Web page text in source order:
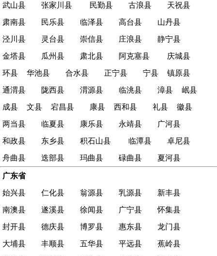
武山县 张家川县 民勤县 古浪县 天祝县
肃南县 民乐县 临泽县 高台县 山丹县
泾川县 灵台县 崇信县 庄浪县 静宁县
金塔县 瓜州县 肃北县 阿克塞县 庆城县
环县 华池县 合水县 正宁县 宁县 镇原县
通渭县 陇西县 渭源县 临洮县 漳县 岷县
成县 文县 宕昌县 康县 西和县 礼县 徽县
两当县 临夏县 康乐县 永靖县 广河县
和政县 东乡县 积石山县 临潭县 卓尼县
舟曲县 迭部县 玛曲县 碌曲县 夏河县
广东省
始兴县 仁化县 翁源县 乳源县 新丰县
南澳县 遂溪县 徐闻县 广宁县 怀集县
封开县 德庆县 博罗县 惠东县 龙门县
大埔县 丰顺县 五华县 平远县 蕉岭县